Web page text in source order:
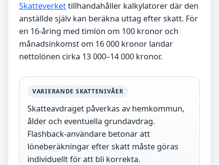
Skatteverkettillhandahåller kalkylatorer där den
anställde själv kan beräkna uttag efter skatt. För
en 16-åring med timlön om 100 kronor och
månadsinkomst om 16 000 kronor landar
nettolönen cirka 13 000–14 000 kronor.
VARIERANDE SKATTENIVÅER
Skatteavdraget påverkas av hemkommun,
ålder och eventuella grundavdrag.
Flashback-användare betonar att
löneberäkningar efter skatt måste göras
individuellt för att bli korrekta.